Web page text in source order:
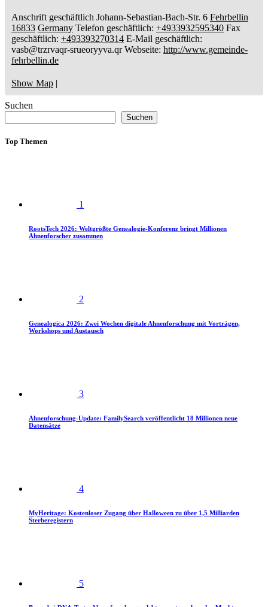
Anschrift geschäftlich Johann-Sebastian-Bach-Str. 6 Fehrbellin
16833 Germany Telefon geschäftlich: +4933932595340 Fax
geschäftlich: +493393270314 E-Mail geschäftlich:
vasb@trzrvaqr-srueoryyva.qr Webseite: http://www.gemeinde-
fehrbellin.de
Show Map |
Suchen
Suchen
Top Themen
1
RootsTech 2026: Weltgrößte Genealogie-Konferenz bringt Millionen
Ahnenforscher zusammen
2
Genealogica 2026: Zwei Wochen digitale Ahnenforschung mit Vorträgen,
Workshops und Austausch
3
Ahnenforschung-Update: FamilySearch veröffentlicht 18 Millionen neue
Datensätze
4
MyHeritage: Kostenloser Zugang über Halloween zu über 1,5 Milliarden
Sterberegistern
5